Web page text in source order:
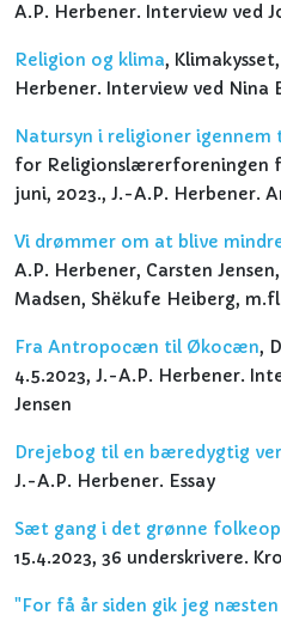
A.P. Herbener. Interview ved
Religion og klima,
Herbener. Interview ved Nina
Natursyn i religioner igennem
for Religionslærerforeningen
juni, 2023., J.-A.P. Herbener.
Vi drømmer om at blive
A.P. Herbener, Carsten
Madsen, Shëkufe Heiberg,
Fra Antropocæn til Økocæn,
4.5.2023, J.-A.P. Herbener.
Jensen
Drejebog til en bæredygtig
J.-A.P. Herbener. Essay
Sæt gang i det grønne
15.4.2023, 36 underskrivere.
"For få år siden gik jeg